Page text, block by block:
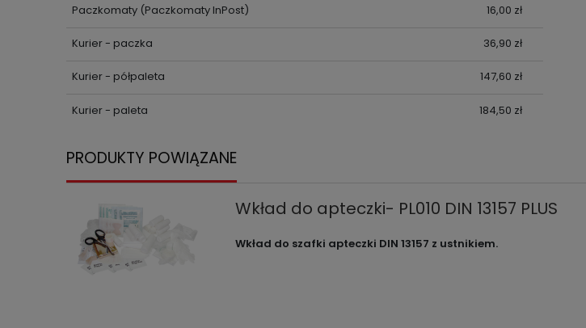
CENA NIE ZAWIERA EWENTUALNYCH
KOSZTÓW PŁATNOŚCI
Paczkomaty(Paczkomaty InPost) 16,00 zł
Kurier - paczka 36,90 zł
Kurier - półpaleta 147,60 zł
Kurier - paleta 184,50 zł
PRODUKTY POWIĄZANE
Wkład do apteczki- PL010 DIN 13157 PLUS
Wkład do szafki apteczki DIN 13157 z ustnikiem.